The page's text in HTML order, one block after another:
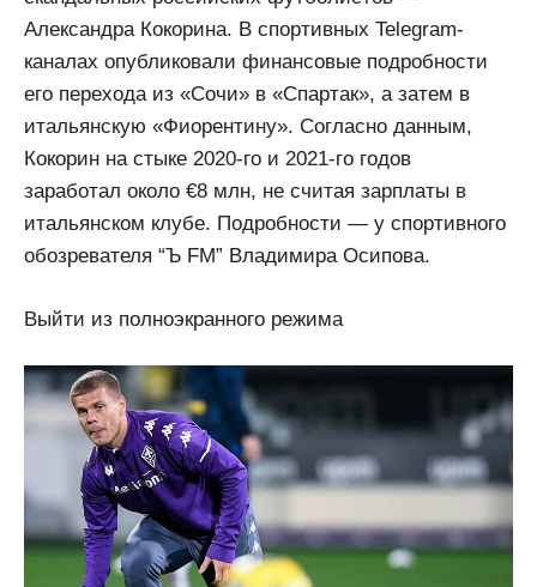
Александра Кокорина. В спортивных Telegram-
каналах опубликовали финансовые подробности
его перехода из «Сочи» в «Спартак», а затем в
итальянскую «Фиорентину». Согласно данным,
Кокорин на стыке 2020-го и 2021-го годов
заработал около €8 млн, не считая зарплаты в
итальянском клубе. Подробности — у спортивного
обозревателя “Ъ FM” Владимира Осипова.
Выйти из полноэкранного режима